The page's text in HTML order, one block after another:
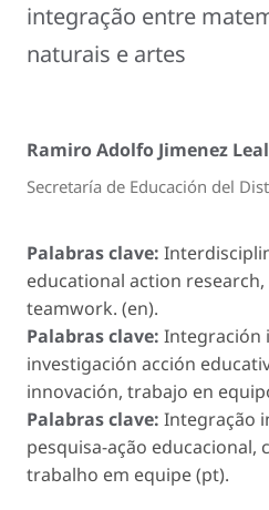
integração entre
naturais e artes
Ramiro Adolfo Jimenez Leal
Secretaría de Educación del
Palabras clave:
educational action
teamwork. (en).
Palabras clave: Integración
investigación acción
innovación, trabajo en
Palabras clave: Integração
pesquisa-ação educacional,
trabalho em equipe (pt).